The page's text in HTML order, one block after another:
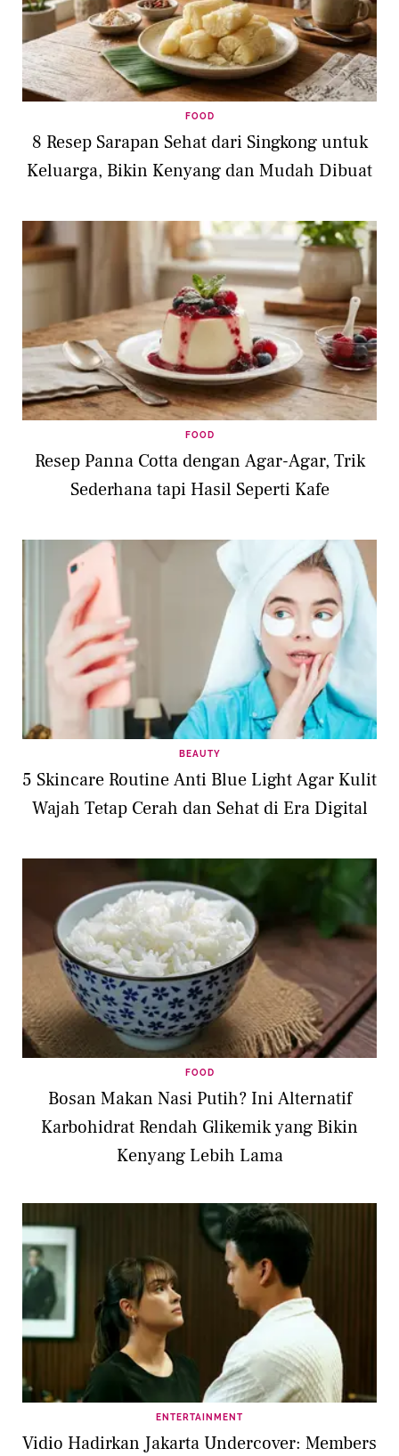
FOOD
8 Resep Sarapan Sehat dari Singkong untuk
Keluarga, Bikin Kenyang dan Mudah Dibuat
FOOD
Resep Panna Cotta dengan Agar-Agar, Trik
Sederhana tapi Hasil Seperti Kafe
BEAUTY
5 Skincare Routine Anti Blue Light Agar Kulit
Wajah Tetap Cerah dan Sehat di Era Digital
FOOD
Bosan Makan Nasi Putih? Ini Alternatif
Karbohidrat Rendah Glikemik yang Bikin
Kenyang Lebih Lama
ENTERTAINMENT
Vidio Hadirkan Jakarta Undercover: Members